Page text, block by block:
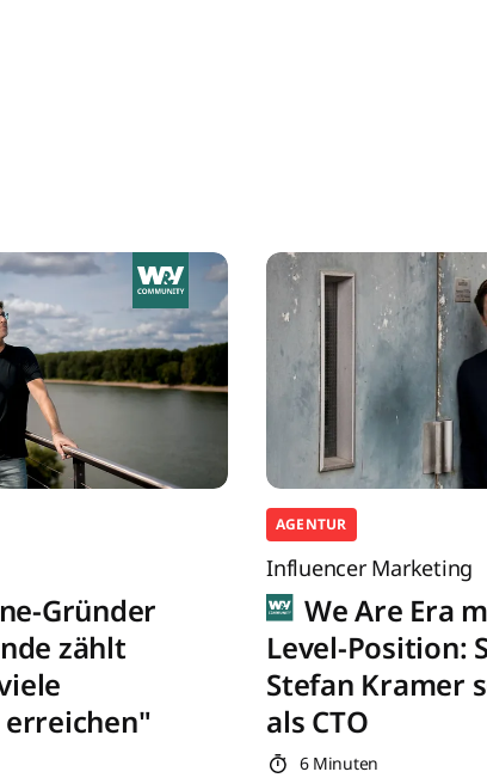
Gründer
zählt
AGENTUR
Influencer Marketing
We Are Era
Level-Position:
Stefan Kramer
als CTO
6 Minuten